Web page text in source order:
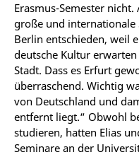
Erasmus-Semester
große und internationale
Berlin entschieden, weil
deutsche Kultur
Stadt. Dass es Erfurt
überraschend. Wichtig
von Deutschland und
entfernt liegt.“ Obwohl
studieren, hatten Elias
Seminare an der